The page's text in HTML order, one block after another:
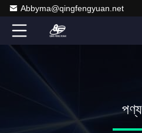
Abbyma@qingfengyuan.net
পণ্য